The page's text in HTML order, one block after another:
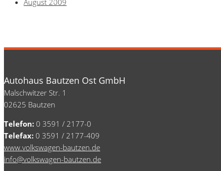
August 2009
Autohaus Bautzen Ost GmbH
Malschwitzer Str. 1
02625 Bautzen
Telefon: 0 3591 / 2177-0
Telefax: 0 3591 / 2177-409
www.volkswagen-bautzen.de
info@volkswagen-bautzen.de